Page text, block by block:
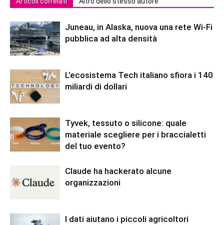
Juneau, in Alaska, nuova una rete Wi-Fi
pubblica ad alta densità
L’ecosistema Tech italiano sfiora i 140
miliardi di dollari
Tyvek, tessuto o silicone: quale
materiale scegliere per i braccialetti
del tuo evento?
Claude ha hackerato alcune
organizzazioni
I dati aiutano i piccoli agricoltori